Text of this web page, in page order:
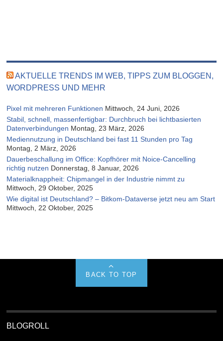
AKTUELLE TRENDS IM WEB, TIPPS ZUM BLOGGEN,
WORDPRESS UND MEHR
Pixel mit mehreren Funktionen Mittwoch, 24 Juni, 2026
Stabil, schnell, massenfertigbar: Durchbruch bei lichtbasierten
Datenverbindungen Montag, 23 März, 2026
Mediennutzung in Deutschland bei fast 11 Stunden pro Tag
Montag, 2 März, 2026
Dauerbeschallung im Office: Kopfhörer mit Noice-Cancelling
richtig nutzen Donnerstag, 8 Januar, 2026
Materialknappheit: Chipmangel in der Industrie nimmt zu
Mittwoch, 29 Oktober, 2025
Wie digital ist Deutschland? – Bitkom-Dataverse jetzt neu am Start
Mittwoch, 22 Oktober, 2025
BACK TO TOP
BLOGROLL